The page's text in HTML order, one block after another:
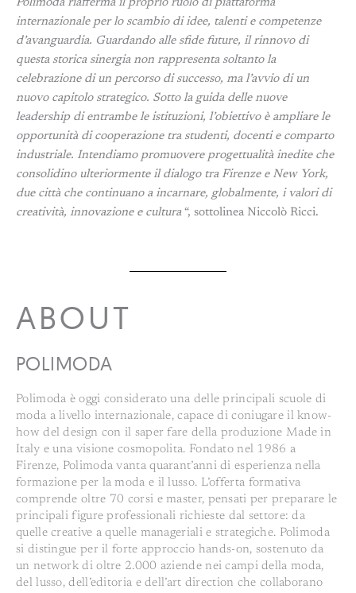
Polimoda riafferma il proprio ruolo di piattaforma
internazionale per lo scambio di idee, talenti e competenze
d’avanguardia. Guardando alle sfide future, il rinnovo di
questa storica sinergia non rappresenta soltanto la
celebrazione di un percorso di successo, ma l’avvio di un
nuovo capitolo strategico. Sotto la guida delle nuove
leadership di entrambe le istituzioni, l’obiettivo è ampliare le
opportunità di cooperazione tra studenti, docenti e comparto
industriale. Intendiamo promuovere progettualità inedite che
consolidino ulteriormente il dialogo tra Firenze e New York,
due città che continuano a incarnare, globalmente, i valori di
creatività, innovazione e cultura “, sottolinea Niccolò Ricci.
ABOUT
POLIMODA
Polimoda è oggi considerato una delle principali scuole di
moda a livello internazionale, capace di coniugare il know-
how del design con il saper fare della produzione Made in
Italy e una visione cosmopolita. Fondato nel 1986 a
Firenze, Polimoda vanta quarant’anni di esperienza nella
formazione per la moda e il lusso. L’offerta formativa
comprende oltre 70 corsi e master, pensati per preparare le
principali figure professionali richieste dal settore: da
quelle creative a quelle manageriali e strategiche. Polimoda
si distingue per il forte approccio hands-on, sostenuto da
un network di oltre 2.000 aziende nei campi della moda,
del lusso, dell’editoria e dell’art direction che collaborano